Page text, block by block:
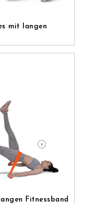
mit langen
Fitnessband